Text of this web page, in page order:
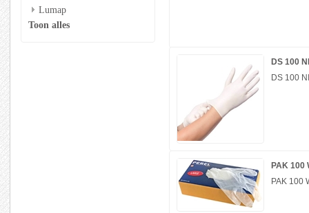
Lumap
Toon alles
DS 100
DS 100
PAK 100
PAK 100